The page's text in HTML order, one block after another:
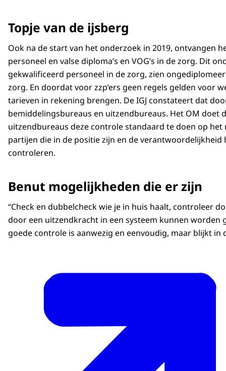
Topje van de ijsberg
Ook na de start van het onderzoek in 2019, ontvangen
personeel en valse diploma’s en VOG’s in de zorg. Dit
gekwalificeerd personeel in de zorg, zien
zorg. En doordat voor zzp’ers geen regels gelden voor
tarieven in rekening brengen. De IGJ constateert dat
bemiddelingsbureaus en uitzendbureaus. Het OM doet
uitzendbureaus deze controle standaard te doen op
partijen die in de positie zijn en de
controleren.
Benut mogelijkheden die er zijn
“Check en dubbelcheck wie je in huis haalt, controleer
door een uitzendkracht in een systeem kunnen
goede controle is aanwezig en eenvoudig, maar blijkt